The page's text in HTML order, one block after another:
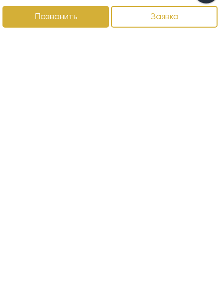
Позвонить Заявка